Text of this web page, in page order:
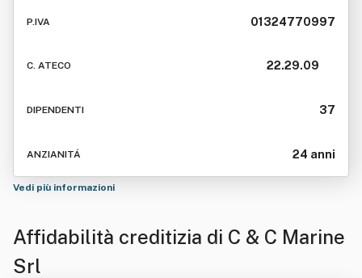
P.IVA 01324770997
C. ATECO 22.29.09
DIPENDENTI 37
ANZIANITÁ 24 anni
Vedi più informazioni
Affidabilità creditizia di C & C Marine
Srl